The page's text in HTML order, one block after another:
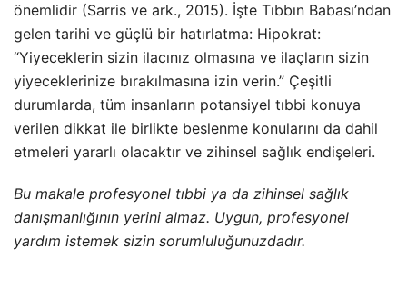
önemlidir (Sarris ve ark., 2015). İşte Tıbbın Babası’ndan
gelen tarihi ve güçlü bir hatırlatma: Hipokrat:
“Yiyeceklerin sizin ilacınız olmasına ve ilaçların sizin
yiyeceklerinize bırakılmasına izin verin.” Çeşitli
durumlarda, tüm insanların potansiyel tıbbi konuya
verilen dikkat ile birlikte beslenme konularını da dahil
etmeleri yararlı olacaktır ve zihinsel sağlık endişeleri.
Bu makale profesyonel tıbbi ya da zihinsel sağlık
danışmanlığının yerini almaz. Uygun, profesyonel
yardım istemek sizin sorumluluğunuzdadır.